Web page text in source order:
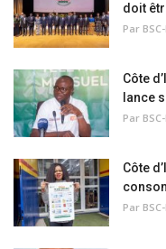
doit
Par
Côte
lance
Par
Côte
Par